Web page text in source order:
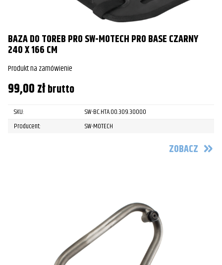
BAZA DO TOREB PRO SW-MOTECH PRO BASE CZARNY
240 X 166 CM
Produkt na zamówienie
99,00złbrutto
SKU:
SW-BC.HTA.00.309.30000
Producent:
SW-MOTECH
ZOBACZ